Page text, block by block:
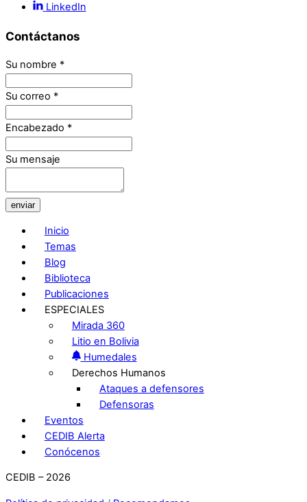
LinkedIn
Contáctanos
Su nombre *
Su correo *
Encabezado *
Su mensaje
enviar
Inicio
Temas
Blog
Biblioteca
Publicaciones
ESPECIALES
Mirada 360
Litio en Bolivia
Humedales
Derechos Humanos
Ataques a defensores
Defensoras
Eventos
CEDIB Alerta
Conócenos
CEDIB – 2026